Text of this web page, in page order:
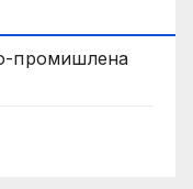
промишлена